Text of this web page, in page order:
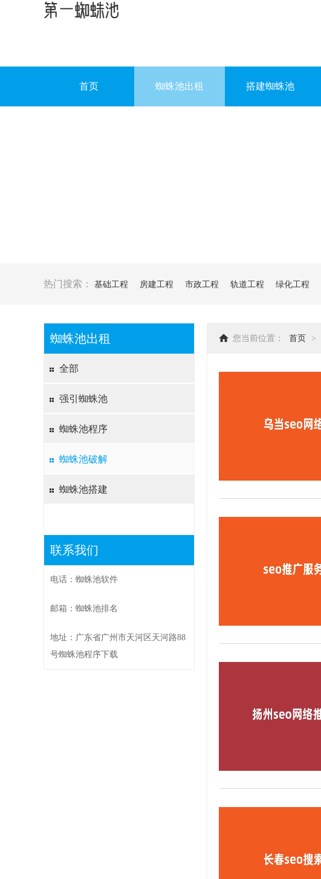
首页 蜘蛛池出租 搭建蜘蛛池
热门搜索： 基础工程 房建工程 市政工程 轨道工程 绿化工程
蜘蛛池出租
全部
强引蜘蛛池
蜘蛛池程序
蜘蛛池破解
蜘蛛池搭建
联系我们
电话：蜘蛛池软件
邮箱：蜘蛛池排名
地址：广东省广州市天河区天河路88
号蜘蛛池程序下载
您当前位置： 首页 >